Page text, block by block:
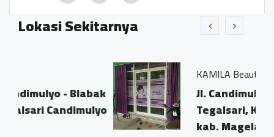
Lokasi Sekitarnya
Blabak
KAMILA Beauty Salon
Jl. Candimulyo - Blabak
Tegalsari, Kec. Candimulyo,
kab. Magelang